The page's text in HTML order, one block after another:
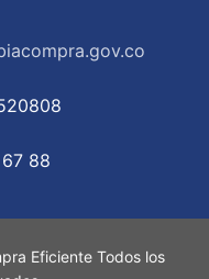
88
Eficiente Todos los